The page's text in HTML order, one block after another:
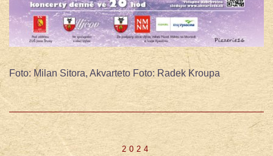
Foto: Milan Sitora, Akvarteto Foto: Radek Kroupa
2024